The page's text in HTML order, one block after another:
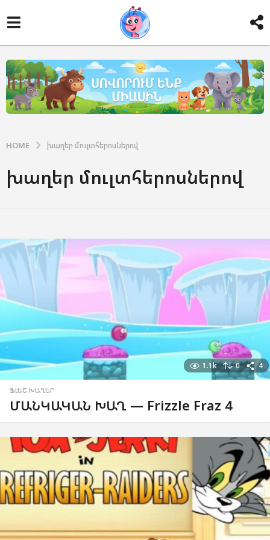
HOME խաղեր մուլտհերոսներով
խաղեր մուլտհերոսներով
1.1k 0 4
ՖԼԵՇ ԽԱՂԵՐ
ՄԱՆԿԱԿԱՆ ԽԱՂ — Frizzle Fraz 4